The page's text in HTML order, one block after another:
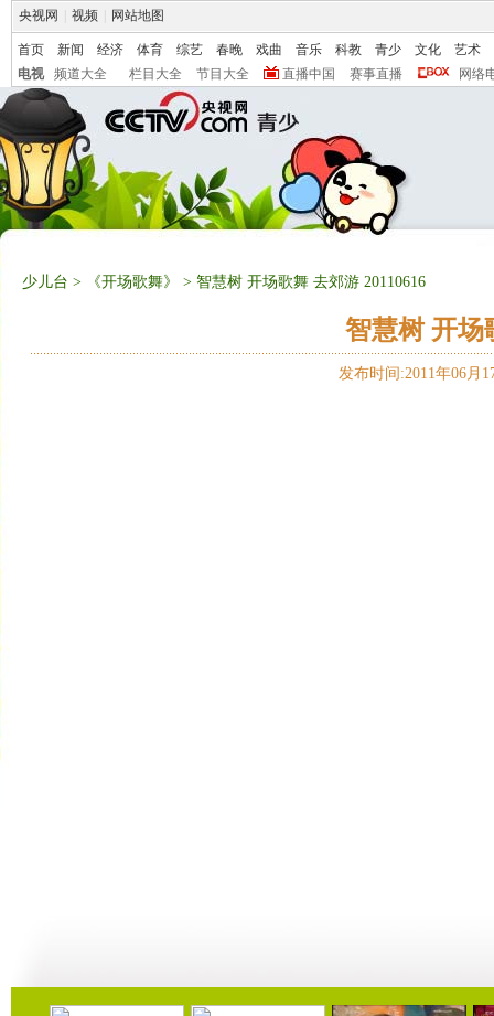
央视网 视频 网站地图
首页 新闻 经济 体育 综艺 春晚 戏曲 音乐 科教 青少 文化
艺术
电视
频道大全 栏目大全 节目大全 直播中国 赛事直播 网络
少儿台 > 《开场歌舞》 > 智慧树 开场歌舞 去郊游 20110616
智慧树 开场
发布时间:2011年06月
02:40 03:22 00:00